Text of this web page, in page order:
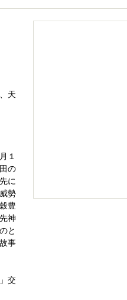
天
１
の
に
勢
豊
神
と
事
交